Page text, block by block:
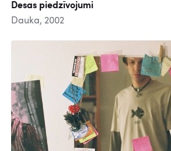
Desas piedzīvojumi
Dauka, 2002